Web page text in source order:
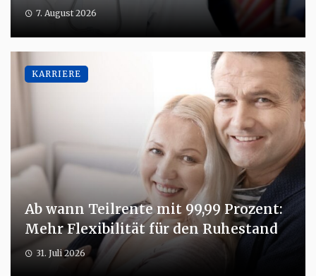
7. August 2026
Ab wann Teilrente mit 99,99 Prozent:
Mehr Flexibilität für den Ruhestand
31. Juli 2026
KARRIERE